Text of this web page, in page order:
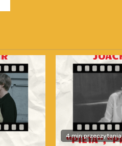
4 min przeczytania